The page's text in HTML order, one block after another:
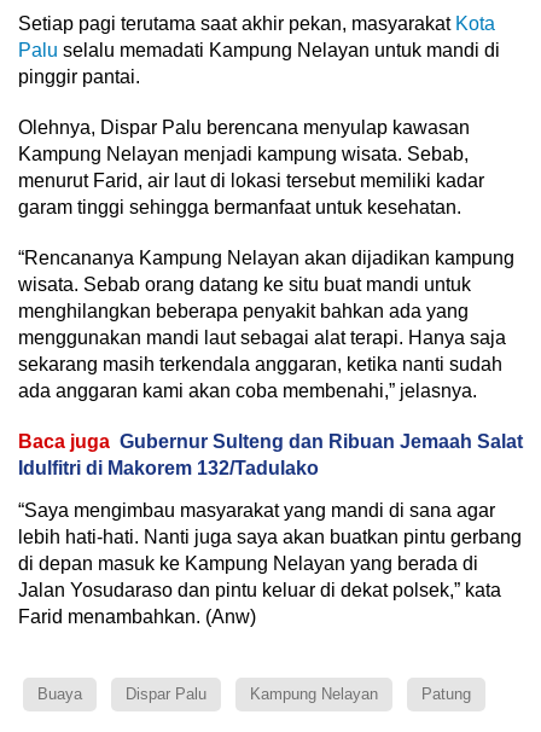
Setiap pagi terutama saat akhir pekan, masyarakat Kota
Palu selalu memadati Kampung Nelayan untuk mandi di
pinggir pantai.
Olehnya, Dispar Palu berencana menyulap kawasan
Kampung Nelayan menjadi kampung wisata. Sebab,
menurut Farid, air laut di lokasi tersebut memiliki kadar
garam tinggi sehingga bermanfaat untuk kesehatan.
“Rencananya Kampung Nelayan akan dijadikan kampung
wisata. Sebab orang datang ke situ buat mandi untuk
menghilangkan beberapa penyakit bahkan ada yang
menggunakan mandi laut sebagai alat terapi. Hanya saja
sekarang masih terkendala anggaran, ketika nanti sudah
ada anggaran kami akan coba membenahi,” jelasnya.
Baca juga Gubernur Sulteng dan Ribuan Jemaah Salat
Idulfitri di Makorem 132/Tadulako
“Saya mengimbau masyarakat yang mandi di sana agar
lebih hati-hati. Nanti juga saya akan buatkan pintu gerbang
di depan masuk ke Kampung Nelayan yang berada di
Jalan Yosudaraso dan pintu keluar di dekat polsek,” kata
Farid menambahkan. (Anw)
Buaya Dispar Palu Kampung Nelayan Patung